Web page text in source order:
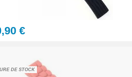
€
DE STOCK